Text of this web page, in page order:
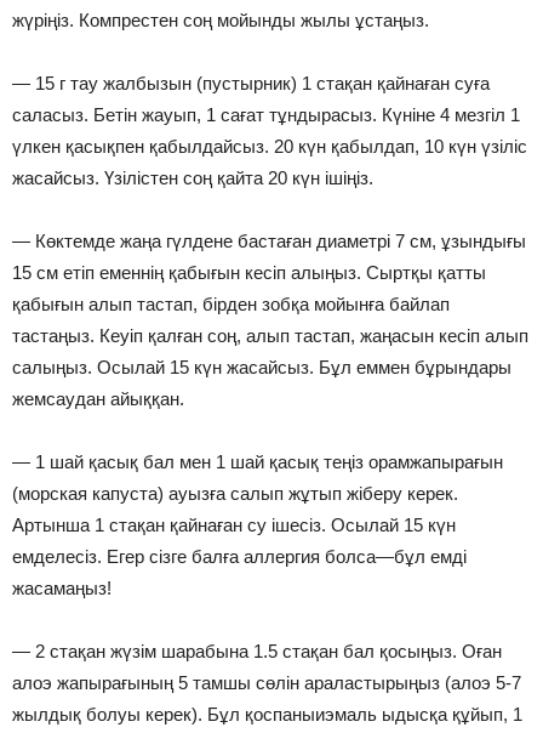
жүріңіз. Компрестен соң мойынды жылы ұстаңыз.
— 15 г тау жалбызын (пустырник) 1 стақан қайнаған суға
саласыз. Бетін жауып, 1 сағат тұндырасыз. Күніне 4 мезгіл 1
үлкен қасықпен қабылдайсыз. 20 күн қабылдап, 10 күн үзіліс
жасайсыз. Үзілістен соң қайта 20 күн ішіңіз.
— Көктемде жаңа гүлдене бастаған диаметрі 7 см, ұзындығы
15 см етіп еменнің қабығын кесіп алыңыз. Сыртқы қатты
қабығын алып тастап, бірден зобқа мойынға байлап
тастаңыз. Кеуіп қалған соң, алып тастап, жаңасын кесіп алып
салыңыз. Осылай 15 күн жасайсыз. Бұл еммен бұрындары
жемсаудан айыққан.
— 1 шай қасық бал мен 1 шай қасық теңіз орамжапырағын
(морская капуста) ауызға салып жұтып жіберу керек.
Артынша 1 стақан қайнаған су ішесіз. Осылай 15 күн
емделесіз. Егер сізге балға аллергия болса—бұл емді
жасамаңыз!
— 2 стақан жүзім шарабына 1.5 стақан бал қосыңыз. Оған
алоэ жапырағының 5 тамшы сөлін араластырыңыз (алоэ 5-7
жылдық болуы керек). Бұл қоспаныиэмаль ыдысқа құйып, 1